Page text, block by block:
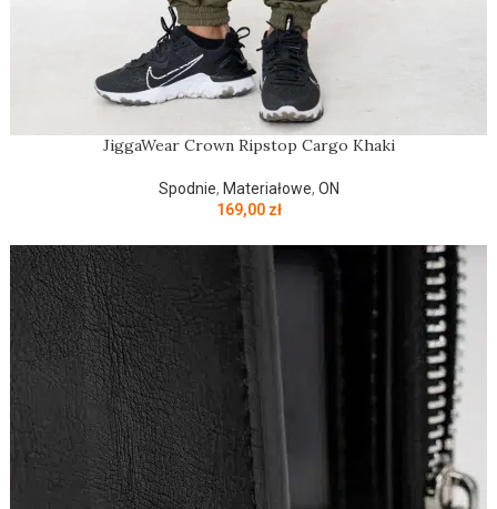
JiggaWear Crown Ripstop Cargo Khaki
Spodnie, Materiałowe, ON
169,00 zł